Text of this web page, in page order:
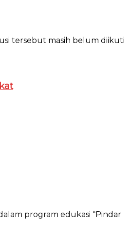
tersebut masih belum diikuti
program edukasi “Pindar